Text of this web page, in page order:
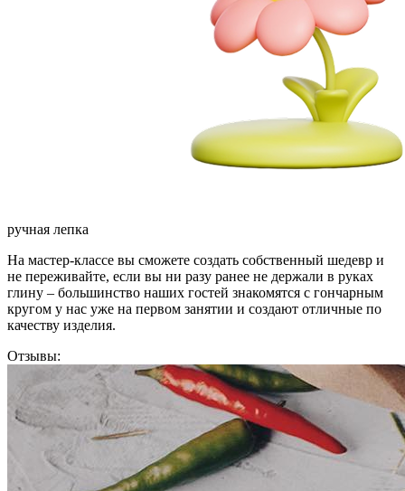
ручная лепка
На мастер-классе вы сможете создать собственный шедевр и
не переживайте, если вы ни разу ранее не держали в руках
глину – большинство наших гостей знакомятся с гончарным
кругом у нас уже на первом занятии и создают отличные по
качеству изделия.
Отзывы: